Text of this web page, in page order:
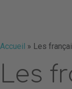
Accueil » Les
Les